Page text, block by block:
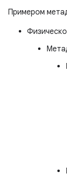
Примером